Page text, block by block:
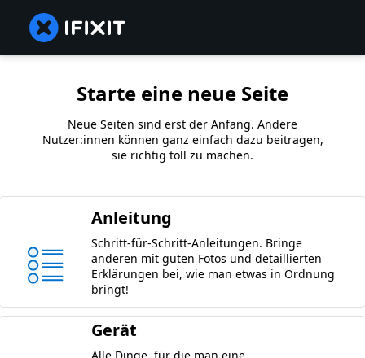
Starte eine neue Seite
Neue Seiten sind erst der Anfang. Andere
Nutzer:innen können ganz einfach dazu beitragen,
sie richtig toll zu machen.
Anleitung
Schritt-für-Schritt-Anleitungen. Bringe
anderen mit guten Fotos und detaillierten
Erklärungen bei, wie man etwas in Ordnung
bringt!
Gerät
Alle Dinge, für die man eine